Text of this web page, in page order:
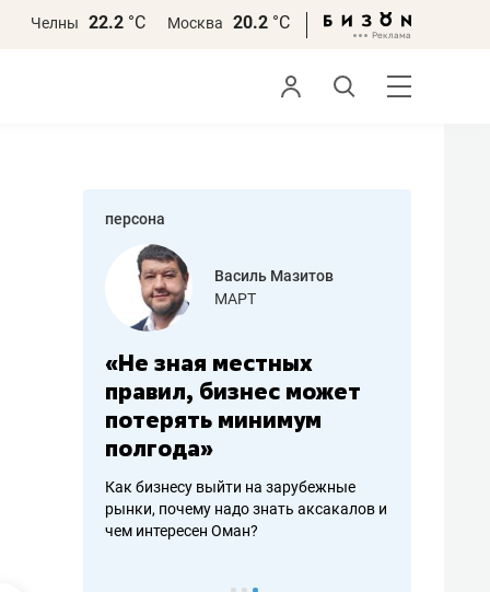
Челны 22.2 °С Москва 20.2 °С
персона
Василь Мазитов
МАРТ
«Не зная местных
правил, бизнес может
потерять минимум
полгода»
Как бизнесу выйти на зарубежные
рынки, почему надо знать аксакалов и
чем интересен Оман?